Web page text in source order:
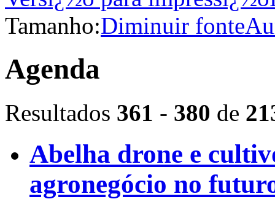
Tamanho:Diminuir fonte
Agenda
Resultados 361 - 380 de
Abelha drone e
agronegócio no